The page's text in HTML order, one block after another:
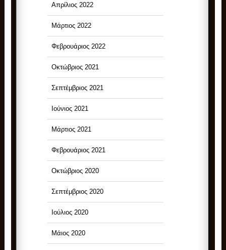
Απρίλιος 2022
Μάρτιος 2022
Φεβρουάριος 2022
Οκτώβριος 2021
Σεπτέμβριος 2021
Ιούνιος 2021
Μάρτιος 2021
Φεβρουάριος 2021
Οκτώβριος 2020
Σεπτέμβριος 2020
Ιούλιος 2020
Μάιος 2020